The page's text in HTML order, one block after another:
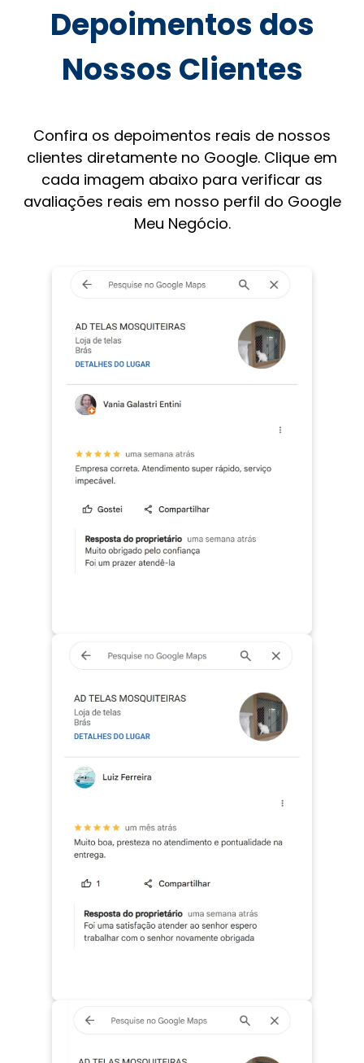
Depoimentos dos
Nossos Clientes
Confira os depoimentos reais de nossos
clientes diretamente no Google. Clique em
cada imagem abaixo para verificar as
avaliações reais em nosso perfil do Google
Meu Negócio.